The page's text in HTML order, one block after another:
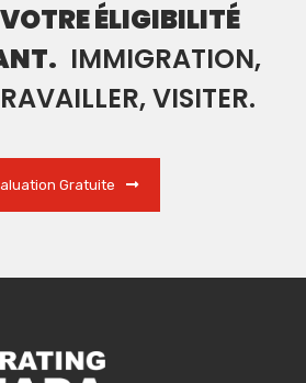
ÉLIGIBILITÉ
IMMIGRATION,
VISITER.
Gratuite